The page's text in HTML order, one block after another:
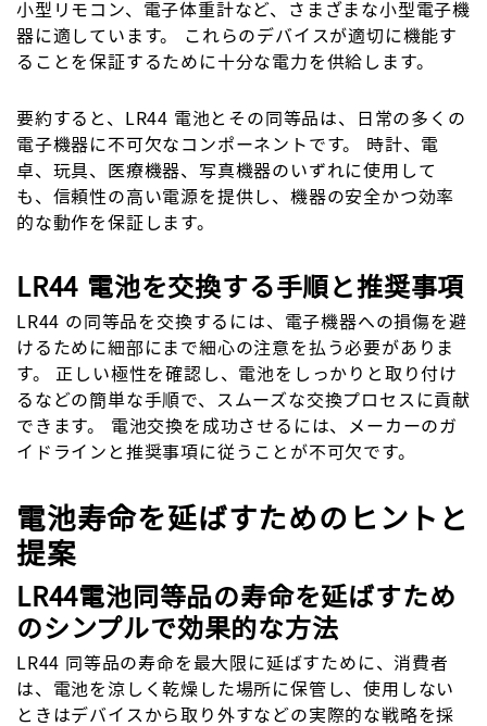
小型リモコン、電子体重計など、さまざまな小型電子機
器に適しています。 これらのデバイスが適切に機能す
ることを保証するために十分な電力を供給します。
要約すると、LR44 電池とその同等品は、日常の多くの
電子機器に不可欠なコンポーネントです。 時計、電
卓、玩具、医療機器、写真機器のいずれに使用して
も、信頼性の高い電源を提供し、機器の安全かつ効率
的な動作を保証します。
LR44 電池を交換する手順と推奨事項
LR44 の同等品を交換するには、電子機器への損傷を避
けるために細部にまで細心の注意を払う必要がありま
す。 正しい極性を確認し、電池をしっかりと取り付け
るなどの簡単な手順で、スムーズな交換プロセスに貢献
できます。 電池交換を成功させるには、メーカーのガ
イドラインと推奨事項に従うことが不可欠です。
電池寿命を延ばすためのヒントと
提案
LR44電池同等品の寿命を延ばすため
のシンプルで効果的な方法
LR44 同等品の寿命を最大限に延ばすために、消費者
は、電池を涼しく乾燥した場所に保管し、使用しない
ときはデバイスから取り外すなどの実際的な戦略を採